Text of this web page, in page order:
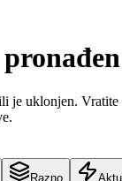
je uklonjen. Vratite
Razno